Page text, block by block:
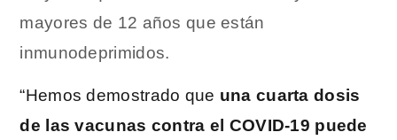
mayores de 12 años que están
inmunodeprimidos.
“Hemos demostrado que una cuarta dosis
de las vacunas contra el COVID-19 puede